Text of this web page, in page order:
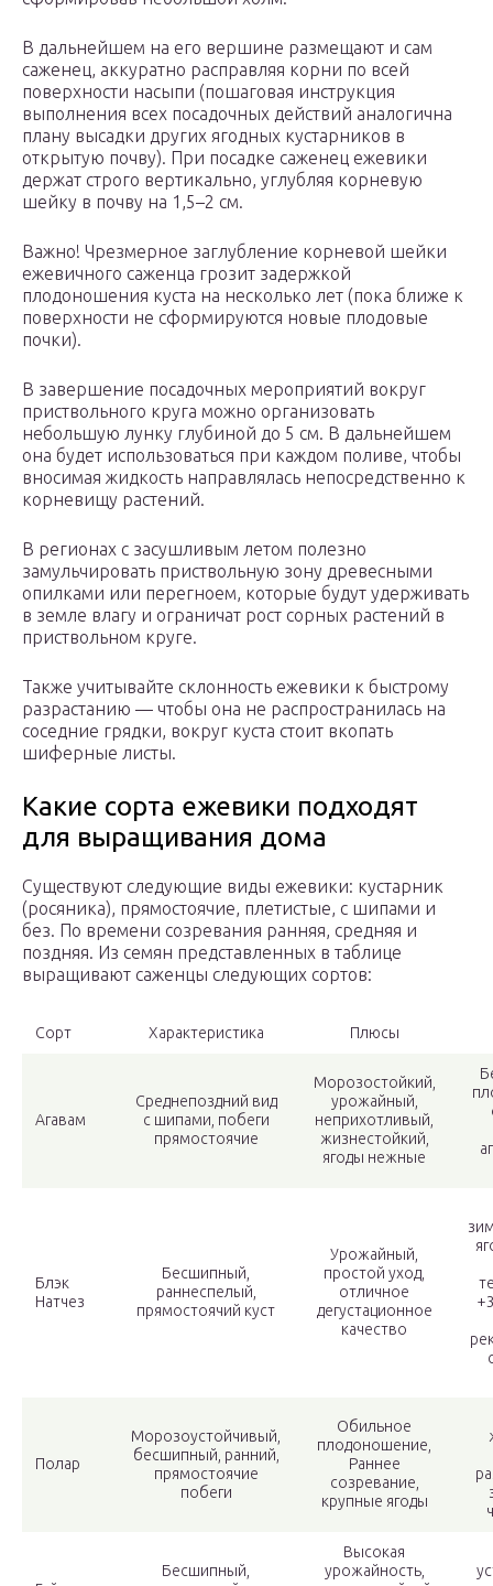
В дальнейшем на его вершине размещают и сам
саженец, аккуратно расправляя корни по всей
поверхности насыпи (пошаговая инструкция
выполнения всех посадочных действий аналогична
плану высадки других ягодных кустарников в
открытую почву). При посадке саженец ежевики
держат строго вертикально, углубляя корневую
шейку в почву на 1,5–2 см.
Важно! Чрезмерное заглубление корневой шейки
ежевичного саженца грозит задержкой
плодоношения куста на несколько лет (пока ближе к
поверхности не сформируются новые плодовые
почки).
В завершение посадочных мероприятий вокруг
приствольного круга можно организовать
небольшую лунку глубиной до 5 см. В дальнейшем
она будет использоваться при каждом поливе, чтобы
вносимая жидкость направлялась непосредственно к
корневищу растений.
В регионах с засушливым летом полезно
замульчировать приствольную зону древесными
опилками или перегноем, которые будут удерживать
в земле влагу и ограничат рост сорных растений в
приствольном круге.
Также учитывайте склонность ежевики к быстрому
разрастанию — чтобы она не распространилась на
соседние грядки, вокруг куста стоит вкопать
шиферные листы.
Какие сорта ежевики подходят
для выращивания дома
Существуют следующие виды ежевики: кустарник
(росяника), прямостоячие, плетистые, с шипами и
без. По времени созревания ранняя, средняя и
поздняя. Из семян представленных в таблице
выращивают саженцы следующих сортов:
Сорт Характеристика Плюсы
Агавам
Среднепоздний вид
с шипами, побеги
прямостоячие
Морозостойкий,
урожайный,
неприхотливый,
жизнестойкий,
ягоды нежные
Блэк
Натчез
Бесшипный,
раннеспелый,
прямостоячий куст
Урожайный,
простой уход,
отличное
дегустационное
качество
Полар
Морозоустойчивый,
бесшипный, ранний,
прямостоячие
побеги
Обильное
плодоношение,
Раннее
созревание,
крупные ягоды
Бесшипный,
Высокая
урожайность,